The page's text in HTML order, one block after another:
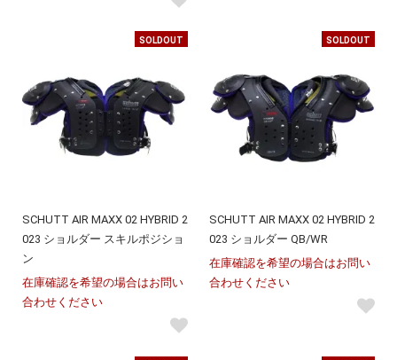
SOLDOUT
SCHUTT AIR MAXX 02 HYBRID 2
023 ショルダー スキルポジショ
ン
在庫確認を希望の場合はお問い
合わせください
SOLDOUT
SCHUTT AIR MAXX 02 HYBRID 2
023 ショルダー QB/WR
在庫確認を希望の場合はお問い
合わせください